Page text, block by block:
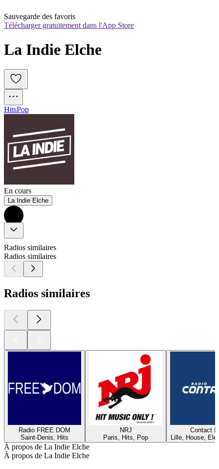
Sauvegarde des favoris
Télécharger gratuitement dans l'App Store
La Indie Elche
HitsPop
En cours
La Indie Elche
Radios similaires
Radios similaires
Radios similaires
Radio FREE DOM
Saint-Denis, Hits
NRJ
Paris, Hits, Pop
Contact
Lille, House,
À propos de La Indie Elche
À propos de La Indie Elche